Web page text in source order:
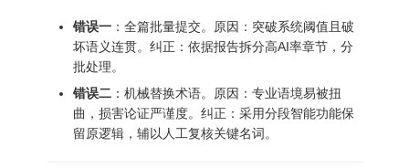
错误一：全篇批量提交。原因：突破系统阈值且破
坏语义连贯。纠正：依据报告拆分高AI率章节，分
批处理。
错误二：机械替换术语。原因：专业语境易被扭
曲，损害论证严谨度。纠正：采用分段智能功能保
留原逻辑，辅以人工复核关键名词。